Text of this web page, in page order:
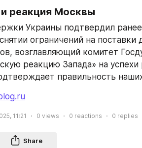
реакция Москвы
Украины подтвердил
ограничений на поставки
возглавляющий комитет
реакцию Запада» на
правильность
11:21 0 views 0 reactions 0 replies
Share